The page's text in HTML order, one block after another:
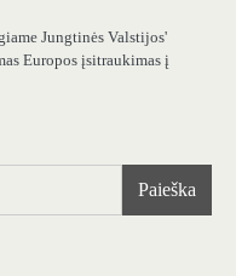
Jungtinės Valstijos'
Europos įsitraukimas į
Paieška